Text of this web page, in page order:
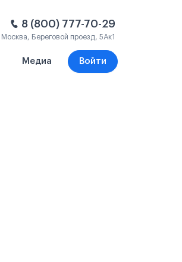
8 (800) 777-70-29
Москва, Береговой проезд, 5Ак1
Медиа Войти